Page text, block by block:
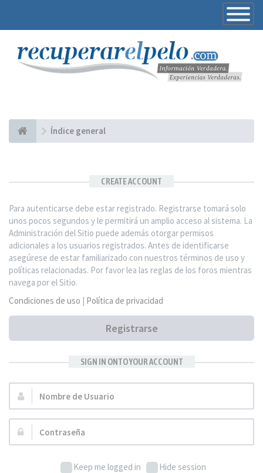
Toggle
Índice general
CREATE ACCOUNT
Para autenticarse debe estar registrado. Registrarse tomará solo
unos pocos segundos y le permitirá un amplio acceso al sistema. La
Administración del Sitio puede además otorgar permisos
adicionales a los usuarios registrados. Antes de identificarse
asegúrese de estar familiarizado con nuestros términos de uso y
políticas relacionadas. Por favor lea las reglas de los foros mientras
navega por el Sitio.
Condiciones de uso | Política de privacidad
Registrarse
SIGN IN ONTO YOUR ACCOUNT
Nombre
de
Usuario:
Contraseña:
Keep me logged in Hide session